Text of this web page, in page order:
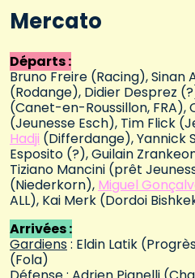
Mercato
Départs :
Bruno Freire (Racing), Sinan
(Rodange), Didier Desprez
(Canet-en-Roussillon, FRA),
(Jeunesse Esch), Tim Flick
Hadji (Differdange), Yannick
Esposito (?), Guilain
Tiziano Mancini (prêt
(Niederkorn), Miguel
ALL), Kai Merk (Dordoi
Arrivées :
Gardiens: Eldin Latik
(Fola)